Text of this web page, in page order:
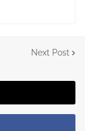
Next Post